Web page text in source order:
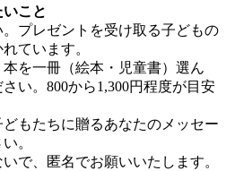
こと
プレゼントを受け取る子どもの
ています。
を一冊（絵本・児童書）選ん
い。800から1,300円程度が目安
もたちに贈るあなたのメッセー
。
で、匿名でお願いいたします。